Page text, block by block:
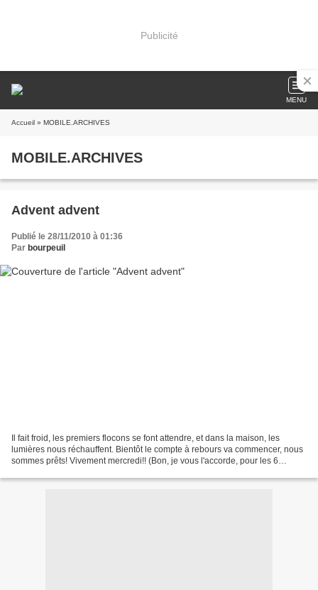
Publicité
MENU
Accueil » MOBILE.ARCHIVES
MOBILE.ARCHIVES
Advent advent
Publié le 28/11/2010 à 01:36
Par bourpeuil
Il fait froid, les premiers flocons se font attendre, et dans la maison, les
lumières nous réchauffent. Bientôt le compte à rebours va commencer, nous
sommes prêts! Vivement mercredi!! (Bon, je vous l'accorde, pour les 6